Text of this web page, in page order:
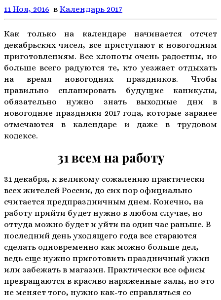
11 Ноя, 2016 в Календарь 2017
Как только на календаре начинается отсчет
декабрьских чисел, все приступают к новогодним
приготовлениям. Все хлопоты очень радостны, но
больше всего радуются те, кто уезжает отдыхать
на время новогодних праздников. Чтобы
правильно спланировать будущие каникулы,
обязательно нужно знать выходные дни в
новогодние праздники 2017 года, которые заранее
отмечаются в календаре и даже в трудовом
кодексе.
31 всем на работу
31 декабря, к великому сожалению практически
всех жителей России, до сих пор официально
считается предпраздничным днем. Конечно, на
работу прийти будет нужно в любом случае, но
оттуда можно будет и уйти на один час раньше. В
последний день уходящего года все стараются
сделать одновременно как можно больше дел,
ведь еще нужно приготовить праздничный ужин
или забежать в магазин. Практически все офисы
превращаются в красиво наряженные залы, но это
не меняет того, нужно как-то справляться со